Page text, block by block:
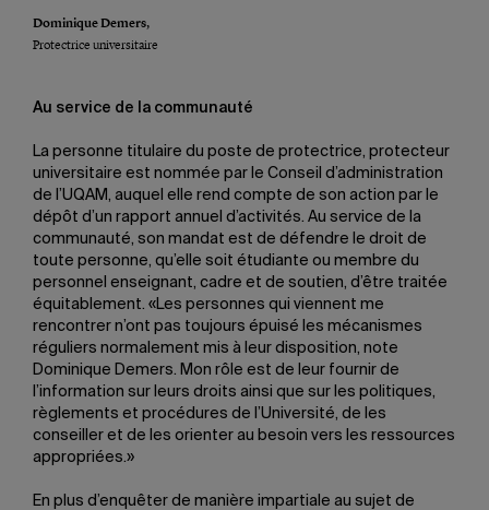
Dominique Demers,
Protectrice universitaire
Au service de la communauté
La personne titulaire du poste de protectrice, protecteur
universitaire est nommée par le Conseil d’administration
de l’UQAM, auquel elle rend compte de son action par le
dépôt d’un rapport annuel d’activités. Au service de la
communauté, son mandat est de défendre le droit de
toute personne, qu’elle soit étudiante ou membre du
personnel enseignant, cadre et de soutien, d’être traitée
équitablement. «Les personnes qui viennent me
rencontrer n’ont pas toujours épuisé les mécanismes
réguliers normalement mis à leur disposition, note
Dominique Demers. Mon rôle est de leur fournir de
l’information sur leurs droits ainsi que sur les politiques,
règlements et procédures de l’Université, de les
conseiller et de les orienter au besoin vers les ressources
appropriées.»
En plus d’enquêter de manière impartiale au sujet de